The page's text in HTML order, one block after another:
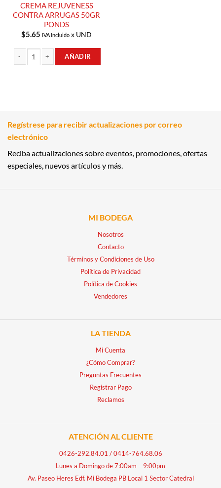
CREMA REJUVENESS
CONTRA ARRUGAS 50GR
PONDS
$5.65 IVA Incluido x UND
AÑADIR
Regístrese para recibir actualizaciones por correo
electrónico
Reciba actualizaciones sobre eventos, promociones, ofertas
especiales, nuevos artículos y más.
MI BODEGA
Nosotros
Contacto
Términos y Condiciones de Uso
Política de Privacidad
Política de Cookies
Vendedores
LA TIENDA
Mi Cuenta
¿Cómo Comprar?
Preguntas Frecuentes
Registrar Pago
Reclamos
ATENCIÓN AL CLIENTE
0426-292.84.01 /0414-764.68.06
Lunes a Domingo de 7:00am – 9:00pm
Av. Paseo Heres Edf. Mi Bodega PB Local 1 Sector Catedral